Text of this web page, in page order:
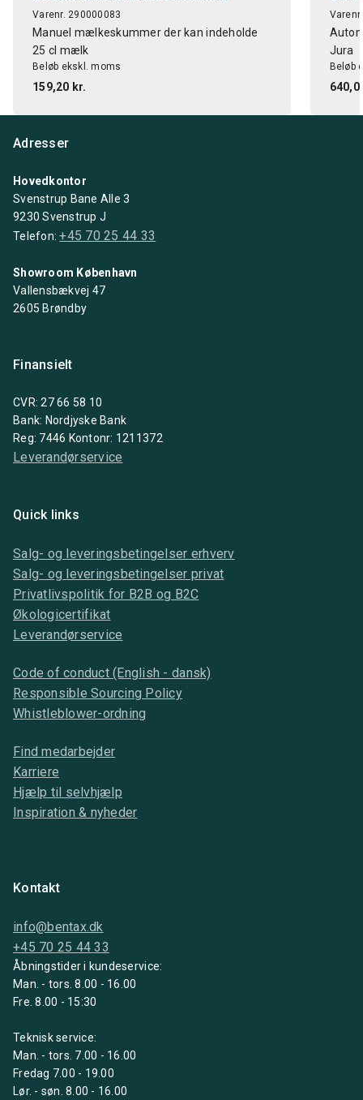
Varenr. 290000083
Manuel mælkeskummer der kan indeholde
25 cl mælk
Beløb ekskl. moms
159,20 kr.
Jura
Beløb
Adresser
Hovedkontor
Svenstrup Bane Alle 3
9230 Svenstrup J
Telefon:+45 70 25 44 33
Showroom København
Vallensbækvej 47
2605 Brøndby
Finansielt
CVR: 27 66 58 10
Bank: Nordjyske Bank
Reg: 7446 Kontonr: 1211372
Leverandørservice
Quick links
Salg- og leveringsbetingelser erhverv
Salg- og leveringsbetingelser privat
Privatlivspolitik for B2B og B2C
Økologicertifikat
Leverandørservice
Code of conduct (English - dansk)
Responsible Sourcing Policy
Whistleblower-ordning
Find medarbejder
Karriere
Hjælp til selvhjælp
Inspiration & nyheder
Kontakt
info@bentax.dk
+45 70 25 44 33
Åbningstider i kundeservice:
Man. - tors. 8.00 - 16.00
Fre. 8.00 - 15:30
Teknisk service:
Man. - tors. 7.00 - 16.00
Fredag 7.00 - 19.00
Lør. - søn. 8.00 - 16.00